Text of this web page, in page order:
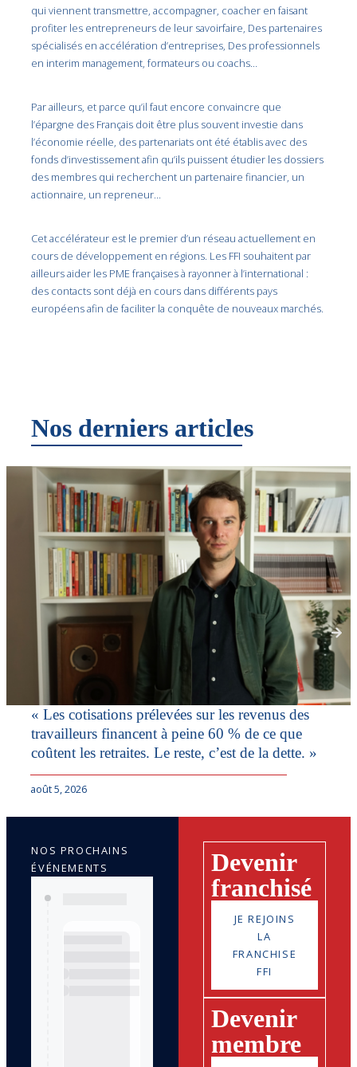
qui viennent transmettre, accompagner, coacher en faisant
profiter les entrepreneurs de leur savoir­faire, Des partenaires
spécialisés en accélération d’entreprises, Des professionnels
en interim management, formateurs ou coachs…
Par ailleurs, et parce qu’il faut encore convaincre que
l’épargne des Français doit être plus souvent investie dans
l’économie réelle, des partenariats ont été établis avec des
fonds d’investissement afin qu’ils puissent étudier les dossiers
des membres qui recherchent un partenaire financier, un
actionnaire, un repreneur…
Cet accélérateur est le premier d’un réseau actuellement en
cours de développement en régions. Les FFI souhaitent par
ailleurs aider les PME françaises à rayonner à l’international :
des contacts sont déjà en cours dans différents pays
européens afin de faciliter la conquête de nouveaux marchés.
Nos derniers articles
« Les cotisations prélevées sur les revenus des
travailleurs financent à peine 60 % de ce que
coûtent les retraites. Le reste, c’est de la dette. »
août 5, 2026
Devenir
franchisé
JE REJOINS
LA
FRANCHISE
FFI
Devenir
membre
NOS PROCHAINS
ÉVÉNEMENTS